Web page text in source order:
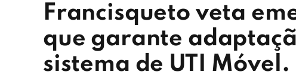
Francisqueto veta
que garante
sistema de UTI Móvel.